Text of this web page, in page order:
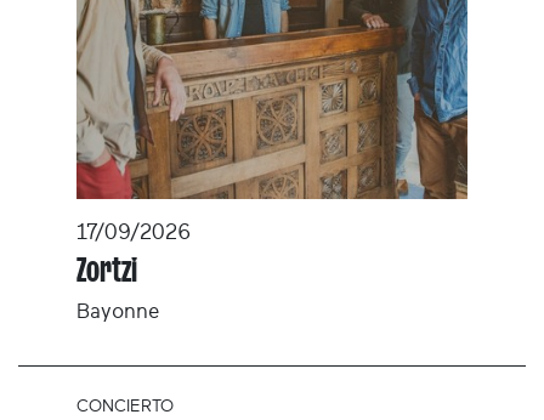
17/09/2026
Zortzi
Bayonne
CONCIERTO